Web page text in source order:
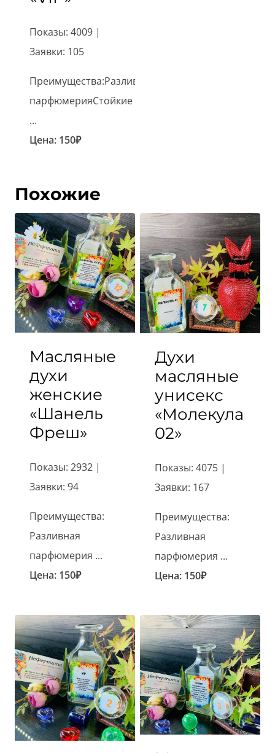
Показы: 4009 |
Заявки: 105
Преимущества:Разливная
парфюмерияСтойкие
...
Цена: 150₽
Похожие
Масляные
духи
женские
«Шанель
Фреш»
Показы: 2932 |
Заявки: 94
Преимущества:
Разливная
парфюмерия ...
Цена: 150₽
Духи
масляные
унисекс
«Молекула
02»
Показы: 4075 |
Заявки: 167
Преимущества:
Разливная
парфюмерия ...
Цена: 150₽